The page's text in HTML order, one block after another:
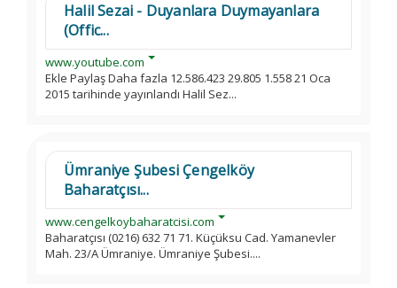
Halil Sezai - Duyanlara Duymayanlara
(Offic...
www.youtube.com
Ekle Paylaş Daha fazla 12.586.423 29.805 1.558 21 Oca
2015 tarihinde yayınlandı Halil Sez...
Ümraniye Şubesi Çengelköy
Baharatçısı...
www.cengelkoybaharatcisi.com
Baharatçısı (0216) 632 71 71. Küçüksu Cad. Yamanevler
Mah. 23/A Ümraniye. Ümraniye Şubesi....